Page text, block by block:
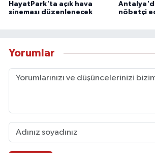
HayatPark'ta açık hava
sineması düzenlenecek
nöbetçi
Yorumlar